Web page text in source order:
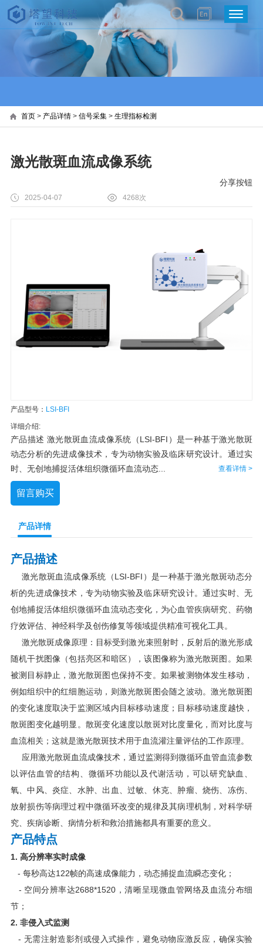
首页 > 产品详情 >信号采集 >生理指标检测
激光散斑血流成像系统
分享按钮
2025-04-07 4268次
产品型号： LSI-BFI
详细介绍:
产品描述 激光散斑血流成像系统（LSI-BFI）是一种基于激光散斑
动态分析的先进成像技术，专为动物实验及临床研究设计。通过实
时、无创地捕捉活体组织微循环血流动态...
查看详情 >
留言购买
产品详情
产品描述
激光散斑血流成像系统（LSI-BFI）是一种基于激光散斑动态分
析的先进成像技术，专为动物实验及临床研究设计。通过实时、无
创地捕捉活体组织微循环血流动态变化，为心血管疾病研究、药物
疗效评估、神经科学及创伤修复等领域提供精准可视化工具。
激光散斑成像原理：目标受到激光束照射时，反射后的激光形成
随机干扰图像（包括亮区和暗区），该图像称为激光散斑图。如果
被测目标静止，激光散斑图也保持不变。如果被测物体发生移动，
例如组织中的红细胞运动，则激光散斑图会随之波动。激光散斑图
的变化速度取决于监测区域内目标移动速度；目标移动速度越快，
散斑图变化越明显。散斑变化速度以散斑对比度量化，而对比度与
血流相关；这就是激光散斑技术用于血流灌注量评估的工作原理。
应用激光散斑血流成像技术，通过监测得到微循环血管血流参数
以评估血管的结构、微循环功能以及代谢活动，可以研究缺血、
氧、中风、炎症、水肿、出血、过敏、休克、肿瘤、烧伤、冻伤、
放射损伤等病理过程中微循环改变的规律及其病理机制，对科学研
究、疾病诊断、病情分析和救治措施都具有重要的意义。
产品特点
1. 高分辨率实时成像
- 每秒高达122帧的高速成像能力，动态捕捉血流瞬态变化；
- 空间分辨率达2688*1520，清晰呈现微血管网络及血流分布细
节；
2. 非侵入式监测
- 无需注射造影剂或侵入式操作，避免动物应激反应，确保实验